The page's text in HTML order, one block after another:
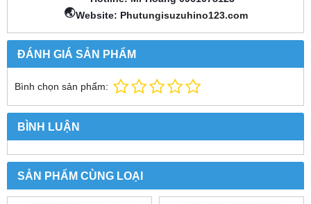
🌏Website: Phutungisuzuhino123.com
ĐÁNH GIÁ SẢN PHẨM
Bình chọn sản phẩm:
BÌNH LUẬN
SẢN PHẨM CÙNG LOẠI